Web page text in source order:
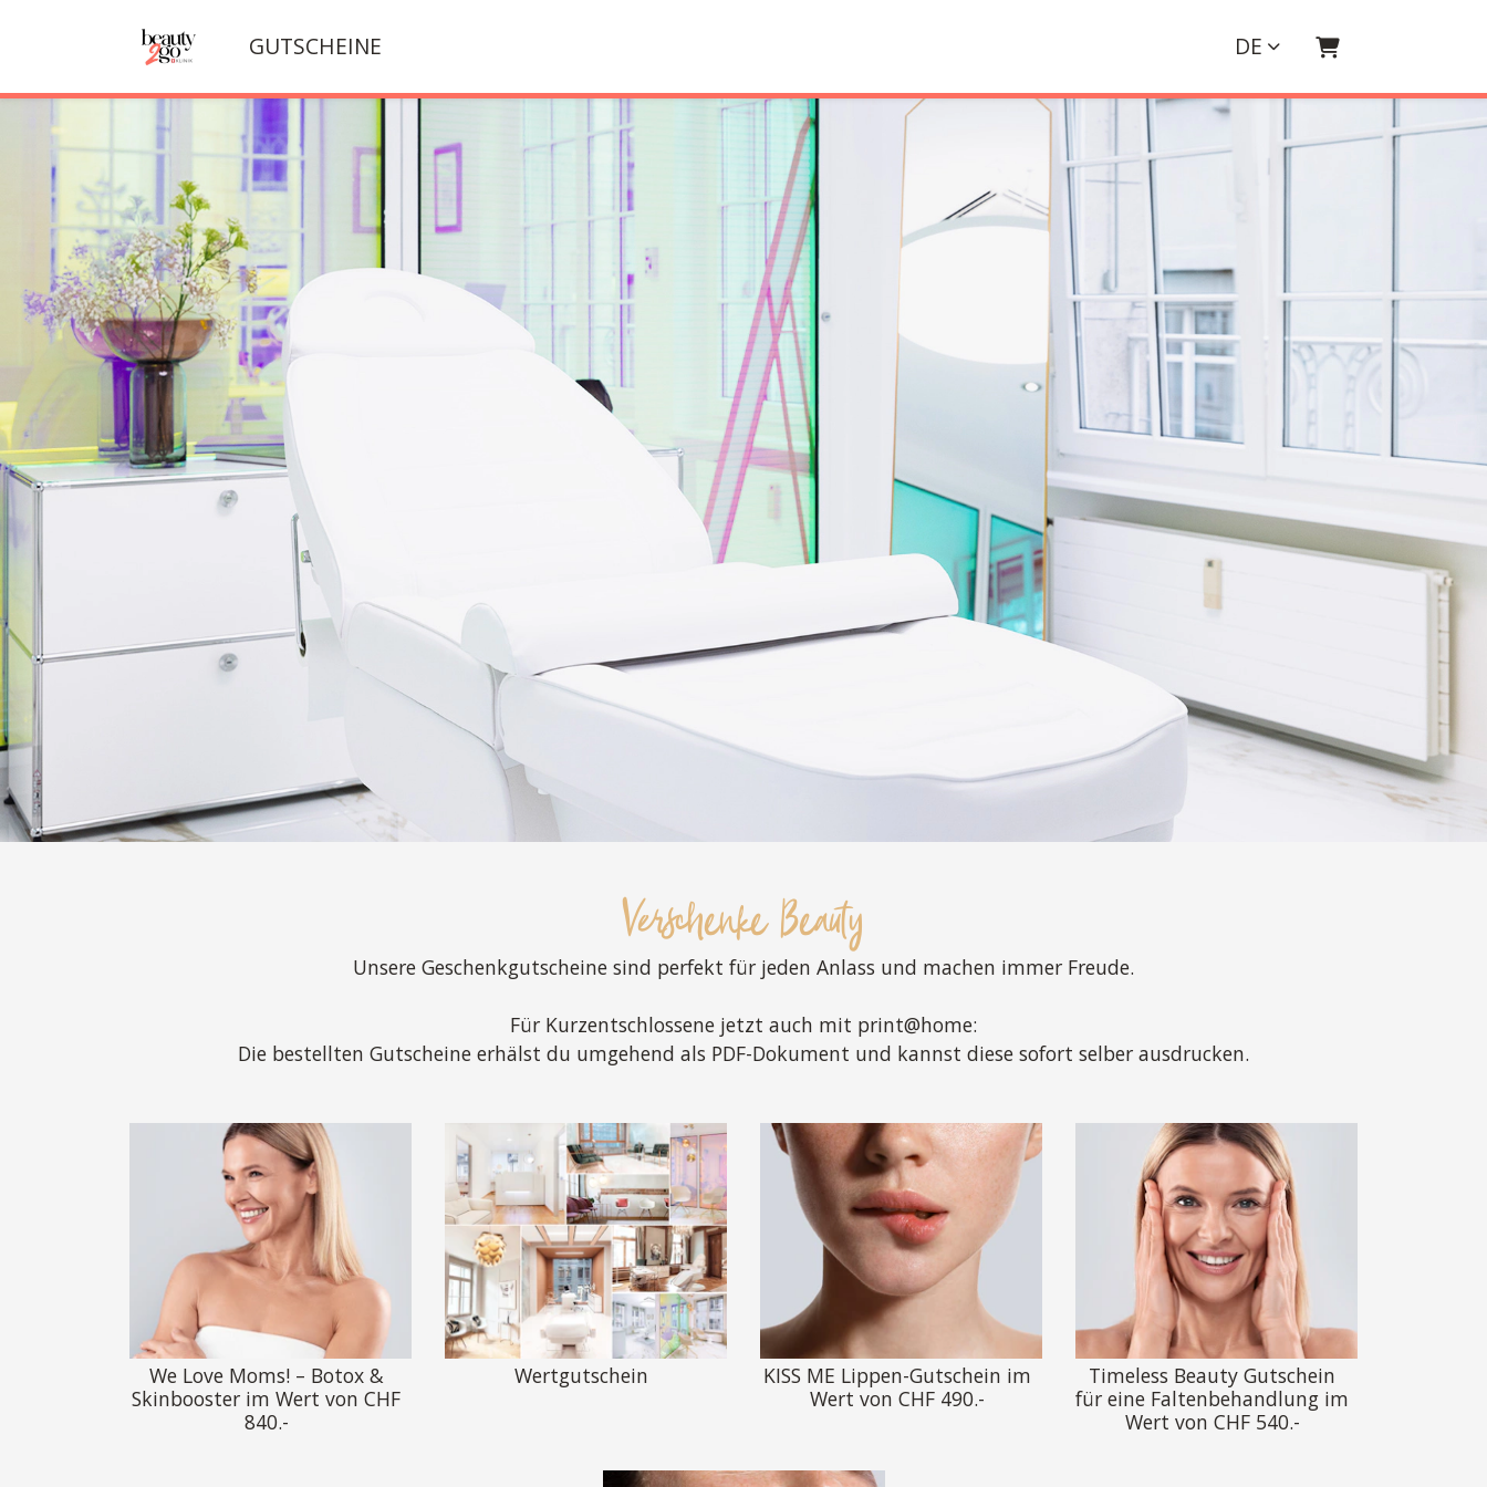
GUTSCHEINE DE WARENKORB
Verschenke Beauty
Unsere Geschenkgutscheine sind perfekt für jeden Anlass und machen immer Freude.
Für Kurzentschlossene jetzt auch mit print@home:
Die bestellten Gutscheine erhälst du umgehend als PDF-Dokument und kannst diese sofort selber ausdrucken.
We Love Moms! – Botox &
Skinbooster im Wert von CHF
840.-
Wertgutschein
KISS ME Lippen-Gutschein im
Wert von CHF 490.-
Timeless Beauty Gutschein
für eine Faltenbehandlung im
Wert von CHF 540.-